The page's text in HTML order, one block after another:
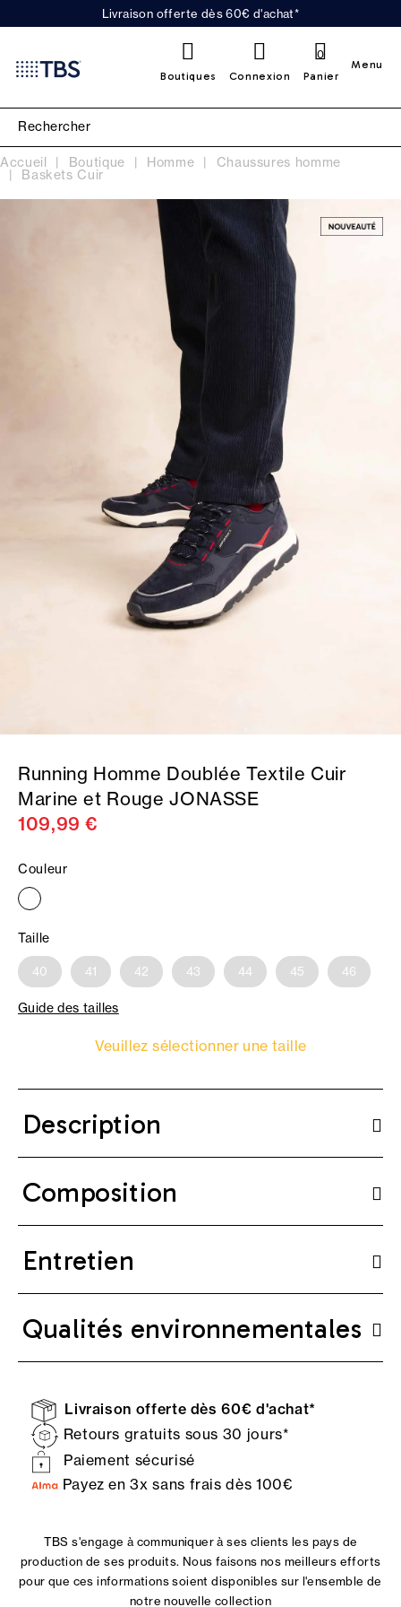
Livraison offerte dès 60€ d'achat*
Boutiques Connexion Panier
0
Menu
Accueil Boutique Homme Chaussures homme
Baskets Cuir
Running Homme Doublée Textile Cuir
Marine et Rouge JONASSE
109,99 €
Couleur
Taille
40 41 42 43 44 45 46
Guide des tailles
Veuillez sélectionner une taille
Description
Composition
Entretien
Qualités environnementales
Livraison offerte dès 60€ d'achat*
Retours gratuits sous 30 jours*
Paiement sécurisé
Payez en 3x sans frais dès 100€
TBS s'engage à communiquer à ses clients les pays de
production de ses produits. Nous faisons nos meilleurs efforts
pour que ces informations soient disponibles sur l'ensemble de
notre nouvelle collection